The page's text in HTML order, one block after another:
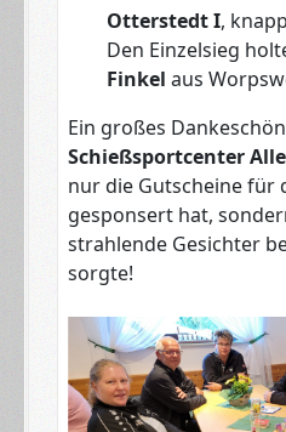
Otterstedt I,
Den Einzelsieg
Finkel aus
Ein großes
Schießsportcenter
nur die Gutscheine für
gesponsert hat,
strahlende Gesichter
sorgte!